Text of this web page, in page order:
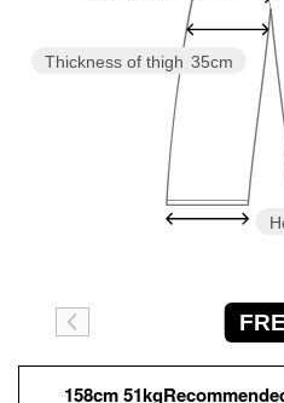
Thickness of thigh 35cm
158cm